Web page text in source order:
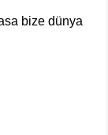
bize dünya